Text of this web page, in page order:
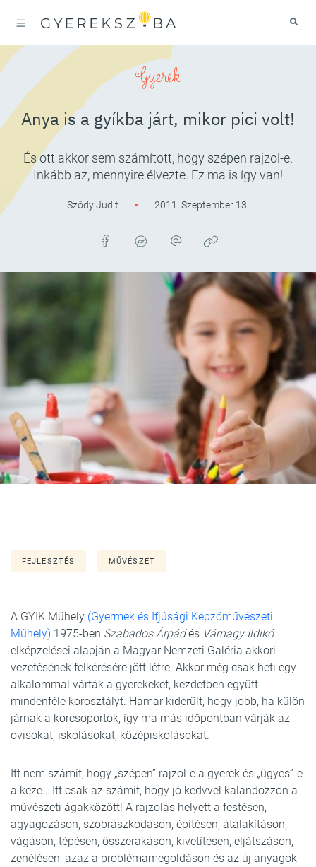
Gyerek
Anya is a gyíkba járt, mikor pici volt!
És ott akkor sem számított, hogy szépen rajzol-e.
Inkább az, mennyire élvezte. Ez ma is így van!
Sződy Judit 2011. Szeptember 13.
FEJLESZTÉS MŰVÉSZET
A GYIK Műhely (Gyermek és Ifjúsági Képzőművészeti
Műhely) 1975-ben Szabados Árpádés Várnagy Ildikó
elképzelései alapján a Magyar Nemzeti Galéria akkori
vezetésének felkérésére jött létre. Akkor még csak heti egy
alkalommal várták a gyerekeket, kezdetben együtt
mindenféle korosztályt. Hamar kiderült, hogy jobb, ha külön
járnak a korcsoportok, így ma más időpontban várják az
ovisokat, iskolásokat, középiskolásokat.
Itt nem számít, hogy „szépen” rajzol-e a gyerek és „ügyes”-e
a keze… Itt csak az számít, hogy jó kedvvel kalandozzon a
művészeti ágakközött! A rajzolás helyett a festésen,
agyagozáson, szobrászkodáson, építésen, átalakításon,
vágáson, tépésen, összerakáson, kivetítésen, eljátszáson,
zenélésen, azaz a problémamegoldáson és az új anyagok